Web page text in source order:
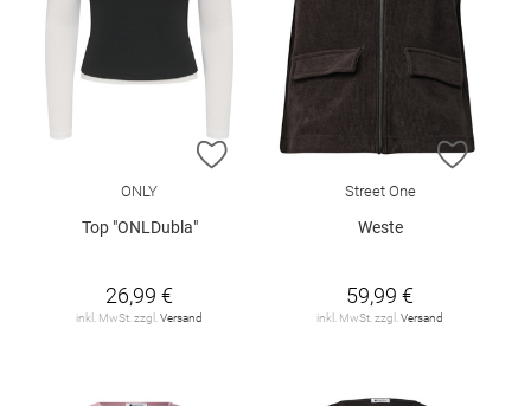
ZUR WUNSCHLISTE HINZUFÜGEN
ONLY
Top "ONLDubla"
26,99 €
inkl. MwSt. zzgl. Versand
ZUR
Street One
Weste
59,99 €
inkl. MwSt. zzgl. Versand